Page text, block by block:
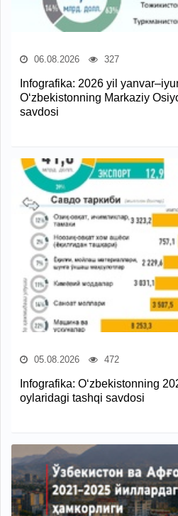
06.08.2026 327
Infografika: 2026 yil
O‘zbekistonning Markaziy
savdosi
05.08.2026 472
Infografika: O‘zbekistonning
oylaridagi tashqi savdosi